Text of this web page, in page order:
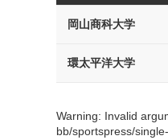
岡山商科大学
環太平洋大学
Warning: Invalid
bb/sportspress/